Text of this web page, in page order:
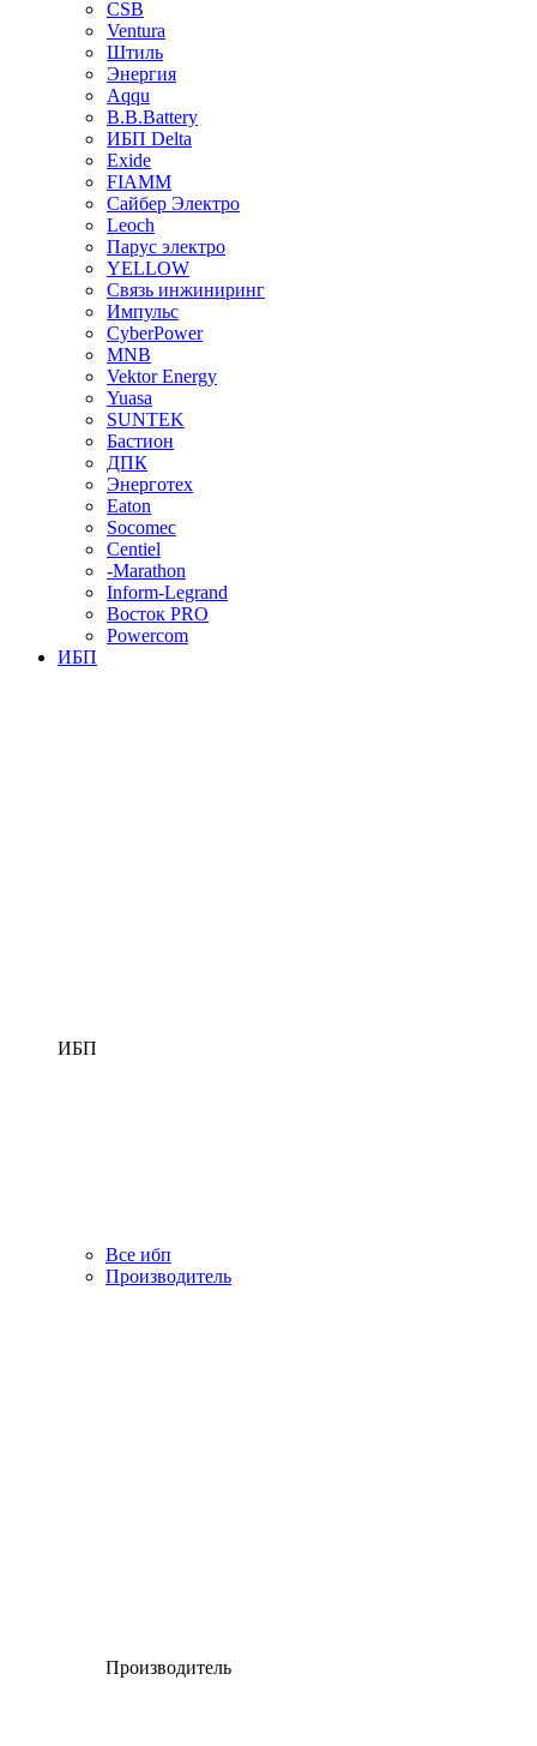
CSB
Ventura
Штиль
Энергия
Aqqu
B.B.Bаttery
ИБП Delta
Exide
FIAMM
Сайбер Электро
Leoch
Парус электро
YELLOW
Связь инжиниринг
Импульс
CyberPower
MNB
Vektor Energy
Yuasa
SUNTEK
Бастион
ДПК
Энерготех
Eaton
Socomec
Centiel
-Marathon
Inform-Legrand
Восток PRO
Powercom
ИБП
ИБП
Все ибп
Производитель
Производитель